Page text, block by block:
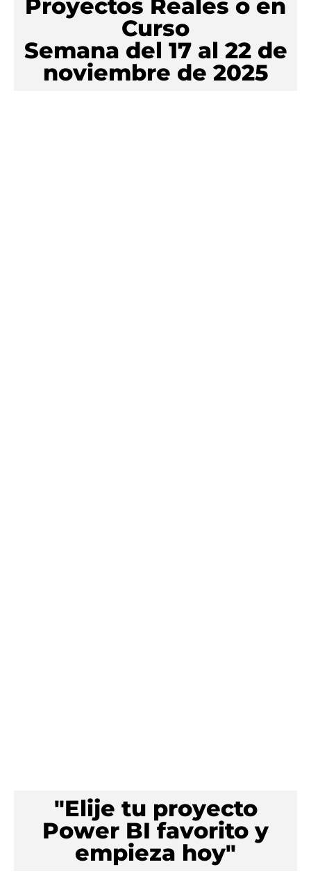
Proyectos Reales o en
Curso
Semana del 17 al 22 de
noviembre de 2025
"Elije tu proyecto
Power BI favorito y
empieza hoy"